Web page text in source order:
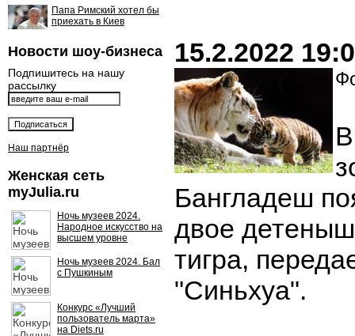
Папа Римский хотел бы
приехать в Киев
Новости шоу-бизнеса
Подпишитесь на нашу
рассылку
Наш партнёр
Женская сеть
myJulia.ru
Ночь музеев 2024.
Народное искусство на
высшем уровне
Ночь музеев 2024. Бал
с Пушкиным
Конкурс «Лучший
пользователь марта»
на Diets.ru
15.2.2022
Бангладеш
двое
тигра,
"Синьхуа".